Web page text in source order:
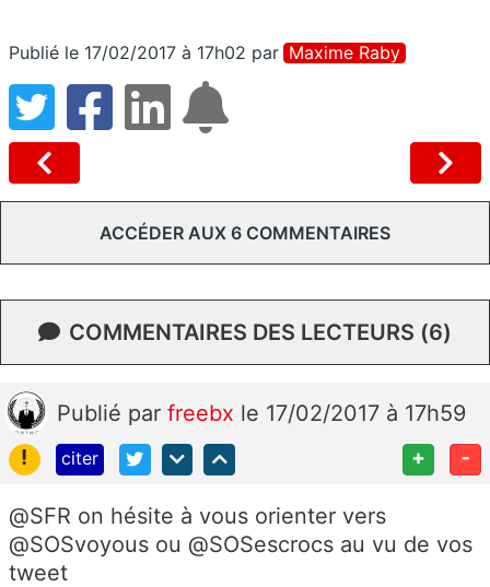
Publié le 17/02/2017 à 17h02 par Maxime Raby
ACCÉDER AUX 6 COMMENTAIRES
COMMENTAIRES DES LECTEURS (6)
Publié par freebx le 17/02/2017 à 17h59
!
citer + -
@SFR on hésite à vous orienter vers
@SOSvoyous ou @SOSescrocs au vu de vos
tweet